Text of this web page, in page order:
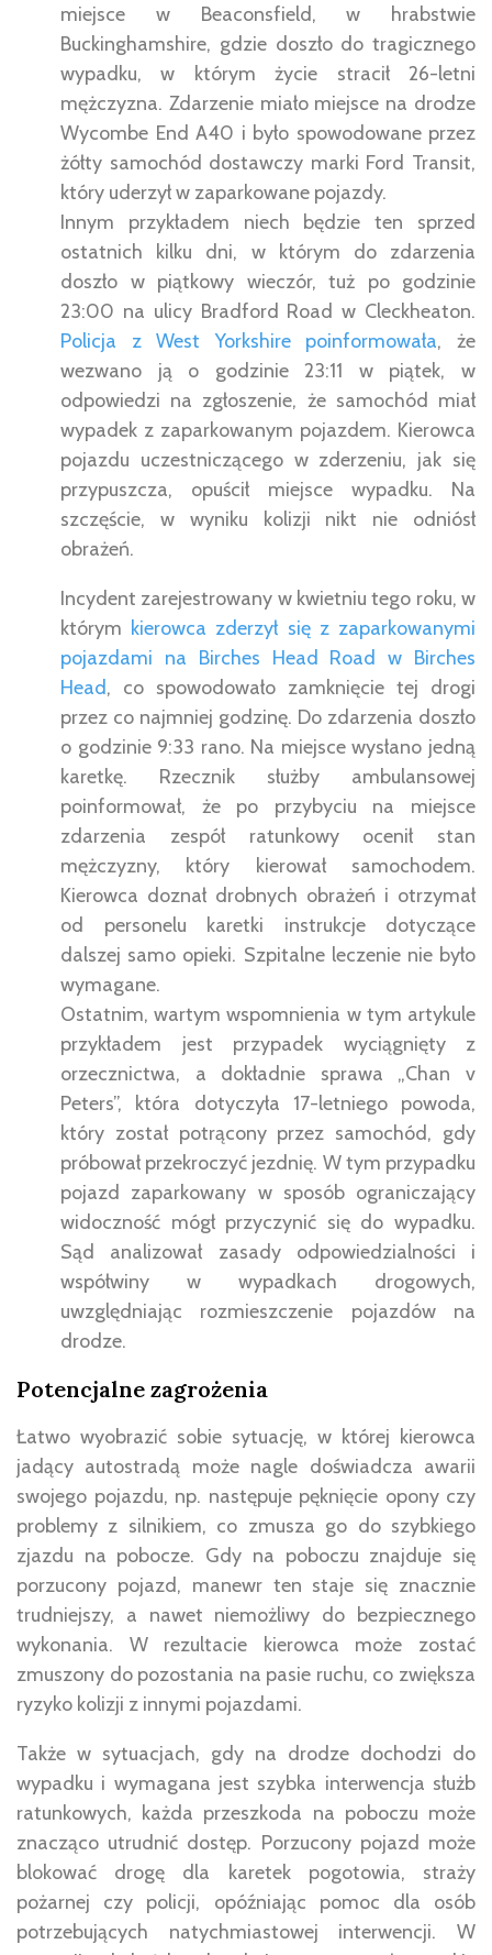
miejsce w Beaconsfield, w hrabstwie
Buckinghamshire, gdzie doszło do tragicznego
wypadku, w którym życie stracił 26-letni
mężczyzna. Zdarzenie miało miejsce na drodze
Wycombe End A40 i było spowodowane przez
żółty samochód dostawczy marki Ford Transit,
który uderzył w zaparkowane pojazdy.
Innym przykładem niech będzie ten sprzed
ostatnich kilku dni, w którym do zdarzenia
doszło w piątkowy wieczór, tuż po godzinie
23:00 na ulicy Bradford Road w Cleckheaton.
Policja z West Yorkshire poinformowała, że
wezwano ją o godzinie 23:11 w piątek, w
odpowiedzi na zgłoszenie, że samochód miał
wypadek z zaparkowanym pojazdem. Kierowca
pojazdu uczestniczącego w zderzeniu, jak się
przypuszcza, opuścił miejsce wypadku. Na
szczęście, w wyniku kolizji nikt nie odniósł
obrażeń.
Incydent zarejestrowany w kwietniu tego roku, w
którym kierowca zderzył się z zaparkowanymi
pojazdami na Birches Head Road w Birches
Head, co spowodowało zamknięcie tej drogi
przez co najmniej godzinę. Do zdarzenia doszło
o godzinie 9:33 rano. Na miejsce wysłano jedną
karetkę. Rzecznik służby ambulansowej
poinformował, że po przybyciu na miejsce
zdarzenia zespół ratunkowy ocenił stan
mężczyzny, który kierował samochodem.
Kierowca doznał drobnych obrażeń i otrzymał
od personelu karetki instrukcje dotyczące
dalszej samo opieki. Szpitalne leczenie nie było
wymagane.
Ostatnim, wartym wspomnienia w tym artykule
przykładem jest przypadek wyciągnięty z
orzecznictwa, a dokładnie sprawa „Chan v
Peters”, która dotyczyła 17-letniego powoda,
który został potrącony przez samochód, gdy
próbował przekroczyć jezdnię. W tym przypadku
pojazd zaparkowany w sposób ograniczający
widoczność mógł przyczynić się do wypadku.
Sąd analizował zasady odpowiedzialności i
współwiny w wypadkach drogowych,
uwzględniając rozmieszczenie pojazdów na
drodze.
Potencjalne zagrożenia
Łatwo wyobrazić sobie sytuację, w której kierowca
jadący autostradą może nagle doświadcza awarii
swojego pojazdu, np. następuje pęknięcie opony czy
problemy z silnikiem, co zmusza go do szybkiego
zjazdu na pobocze. Gdy na poboczu znajduje się
porzucony pojazd, manewr ten staje się znacznie
trudniejszy, a nawet niemożliwy do bezpiecznego
wykonania. W rezultacie kierowca może zostać
zmuszony do pozostania na pasie ruchu, co zwiększa
ryzyko kolizji z innymi pojazdami.
Także w sytuacjach, gdy na drodze dochodzi do
wypadku i wymagana jest szybka interwencja służb
ratunkowych, każda przeszkoda na poboczu może
znacząco utrudnić dostęp. Porzucony pojazd może
blokować drogę dla karetek pogotowia, straży
pożarnej czy policji, opóźniając pomoc dla osób
potrzebujących natychmiastowej interwencji. W